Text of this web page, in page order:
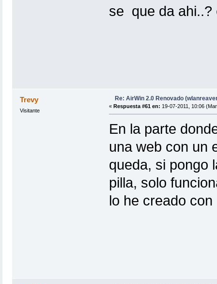
se que da ahi..?
Trevy
Visitante
Re: AirWin 2.0 Renovado
« Respuesta #61 en: 19-07-2011, 10:06
En la parte
una web con un
queda, si pongo
pilla, solo
lo he creado con